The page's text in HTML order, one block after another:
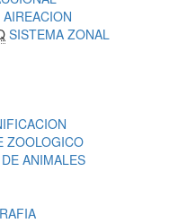
SISTEMA ZONAL
ZOOLOGICO
ANIMALES